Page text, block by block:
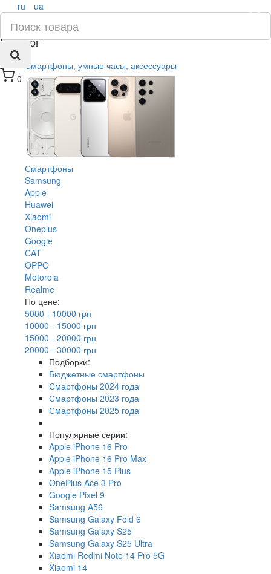
0
×
ru ua
Каталог
Смартфоны, умные часы, аксессуары
Смартфоны
Samsung
Apple
Huawei
Xiaomi
Oneplus
Google
CAT
OPPO
Motorola
Realme
По цене:
5000 - 10000 грн
10000 - 15000 грн
15000 - 20000 грн
20000 - 30000 грн
Подборки:
Бюджетные смартфоны
Смартфоны 2024 года
Смартфоны 2023 года
Смартфоны 2025 года
Популярные серии:
Apple iPhone 16 Pro
Apple iPhone 16 Pro Max
Apple iPhone 15 Plus
OnePlus Ace 3 Pro
Google Pixel 9
Samsung A56
Samsung Galaxy Fold 6
Samsung Galaxy S25
Samsung Galaxy S25 Ultra
Xiaomi Redmi Note 14 Pro 5G
Xiaomi 14